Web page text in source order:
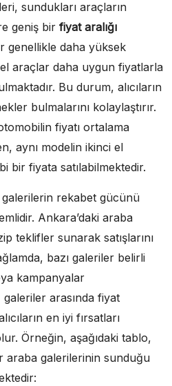
sundukları araçların
geniş bir fiyat aralığı
genellikle daha yüksek
araçlar daha uygun fiyatlarla
Bu durum, alıcıların
bulmalarını kolaylaştırır.
fiyatı ortalama
aynı modelin ikinci el
bir fiyata satılabilmektedir.
galerilerin rekabet gücünü
Ankara’daki araba
teklifler sunarak satışlarını
bazı galeriler belirli
kampanyalar
arasında fiyat
en iyi fırsatları
Örneğin, aşağıdaki tablo,
araba galerilerinin sunduğu